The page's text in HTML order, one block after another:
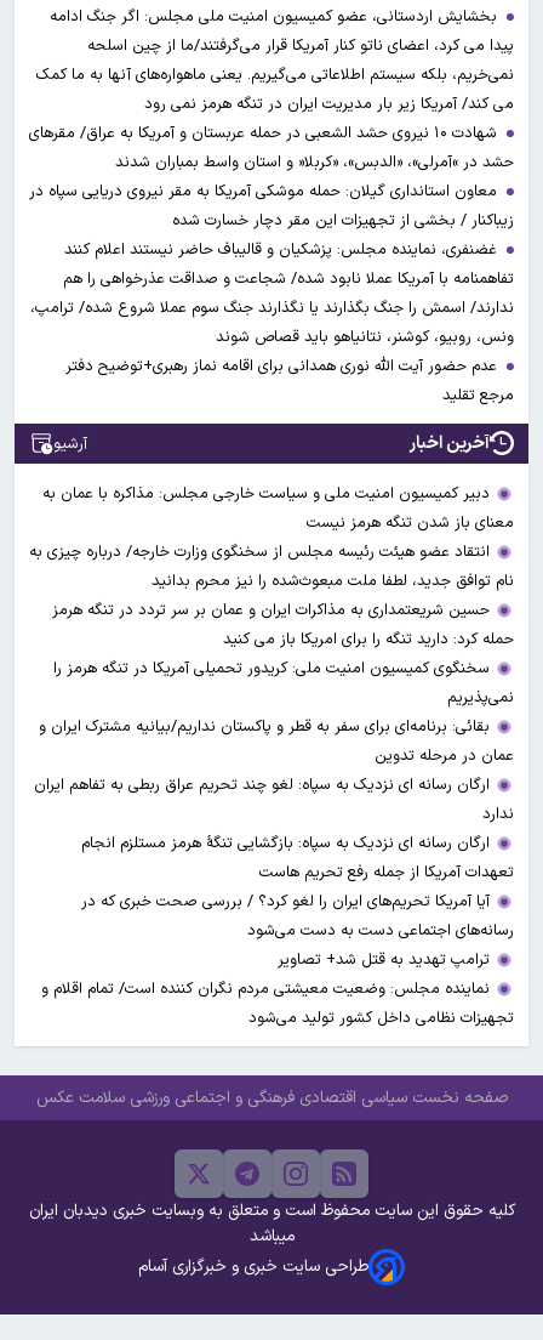
بخشایش اردستانی، عضو کمیسیون امنیت ملی مجلس: اگر جنگ ادامه
پیدا می کرد، اعضای ناتو کنار آمریکا قرار می‌گرفتند/ما از چین اسلحه
نمی‌خریم، بلکه سیستم اطلاعاتی می‌گیریم. یعنی ماهواره‌های آنها به ما کمک
می کند/ آمریکا زیر بار مدیریت ایران در تنگه هرمز نمی رود
شهادت ۱۰ نیروی حشد الشعبی در حمله عربستان و آمریکا به عراق/ مقرهای
حشد در »آمرلی»، «الدبس»، «کربلا« و استان واسط بمباران شدند
معاون استانداری گیلان: حمله موشکی آمریکا به مقر نیروی دریایی سپاه در
زیباکنار / بخشی از تجهیزات این مقر دچار خسارت شده
غضنفری، نماینده مجلس: پزشکیان و قالیباف حاضر نیستند اعلام کنند
تفاهمنامه با آمریکا عملا نابود شده/ شجاعت و صداقت عذرخواهی را هم
ندارند/ اسمش را جنگ بگذارند یا نگذارند جنگ سوم عملا شروع شده/ ترامپ،
ونس، روبیو، کوشنر، نتانیاهو باید قصاص شوند
عدم حضور آیت الله نوری همدانی برای اقامه نماز رهبری+توضیح دفتر
مرجع تقلید
آخرین اخبار آرشیو
دبیر کمیسیون امنیت ملی و سیاست خارجی مجلس: مذاکره با عمان به
معنای باز شدن تنگه هرمز نیست
انتقاد عضو هیئت رئیسه مجلس از سخنگوی وزارت خارجه/ درباره چیزی به
نام توافق جدید، لطفا ملت مبعوث‌شده را نیز محرم بدانید
حسین شریعتمداری به مذاکرات ایران و عمان بر سر تردد در تنگه هرمز
حمله کرد: دارید تنگه را برای امریکا باز می کنید
سخنگوی کمیسیون امنیت ملی: کریدور تحمیلی آمریکا در تنگه هرمز را
نمی‌پذیریم
بقائی: برنامه‌ای برای سفر به قطر و پاکستان نداریم/بیانیه مشترک ایران و
عمان در مرحله تدوین
ارگان رسانه ای نزدیک به سپاه: لغو چند تحریم عراق ربطی به تفاهم ایران
ندارد
ارگان رسانه ای نزدیک به سپاه: بازگشایی تنگۀ هرمز مستلزم انجام
تعهدات آمریکا از جمله رفع تحریم هاست
آیا آمریکا تحریم‌های ایران را لغو کرد؟ / بررسی صحت خبری که در
رسانه‌های اجتماعی دست به دست می‌شود
ترامپ تهدید به قتل شد+ تصاویر
نماینده مجلس: وضعیت معیشتی مردم نگران کننده است/ تمام اقلام و
تجهیزات نظامی داخل کشور تولید می‌شود
صفحه نخست سیاسی اقتصادی فرهنگی و اجتماعی ورزشی سلامت عکس
کلیه حقوق این سایت محفوظ است و متعلق به وبسایت خبری دیدبان ایران
میباشد
طراحی سایت خبری و خبرگزاری آسام